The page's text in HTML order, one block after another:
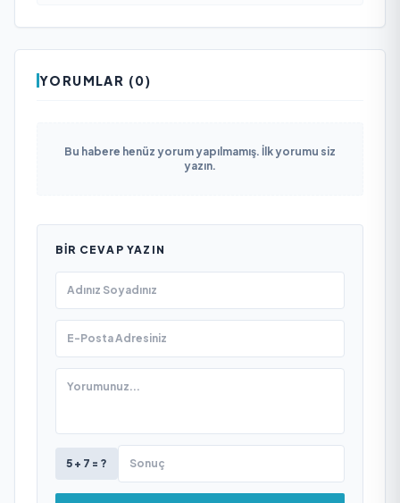
YORUMLAR (0)
Bu habere henüz yorum yapılmamış. İlk yorumu siz
yazın.
BIR CEVAP YAZIN
5 + 7 = ?